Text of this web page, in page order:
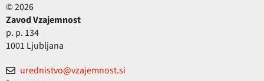
© 2026
Zavod Vzajemnost
p. p. 134
1001 Ljubljana
urednistvo@vzajemnost.si